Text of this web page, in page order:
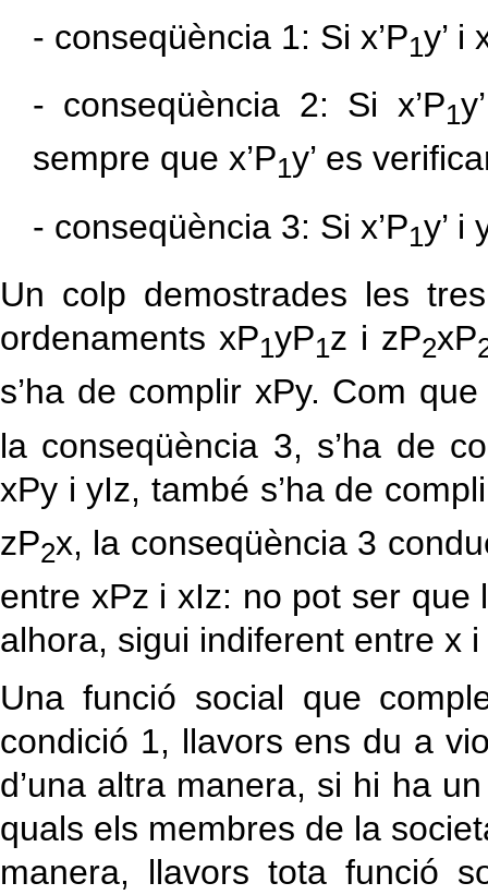
- conseqüència 1: Si x’P1y’ i
- conseqüència 2: Si x’P1
sempre que x’P1y’ es
- conseqüència 3: Si x’P1y’ i
Un colp demostrades les
ordenaments xP1yP1z i zP2xP
s’ha de complir xPy. Com
la conseqüència 3, s’ha de
xPy i yIz, també s’ha de
zP2x, la conseqüència 3
entre xPz i xIz: no pot ser que
alhora, sigui indiferent entre x i
Una funció social que
condició 1, llavors ens du a
d’una altra manera, si hi ha
quals els membres de la
manera, llavors tota funció